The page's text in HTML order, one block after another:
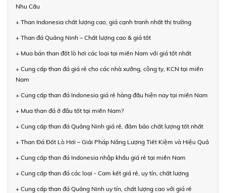
Nhu Cầu
+ Than Indonesia chất lượng cao, giá cạnh tranh nhất thị trường
+ Than đá Quảng Ninh – Chất lượng cao & giá tốt
+ Mua bán than đốt lò hơi các loại tại miền Nam với giá tốt nhất
+ Cung cấp than đá giá rẻ cho các nhà xưởng, công ty, KCN tại miền
Nam
+ Cung cấp than đá Indonesia giá rẻ hàng đầu hiện nay tại miền Nam
+ Mua than đá ở đâu tốt tại miền Nam?
+ Cung cấp than đá Quảng Ninh giá rẻ, đảm bảo chất lượng tốt nhất
+ Than Đá Đốt Lò Hơi – Giải Pháp Năng Lượng Tiết Kiệm và Hiệu Quả
+ Cung cấp than đá Indonesia nhập khẩu giá rẻ tại miền Nam
+ Cung cấp than đá các loại - Cam kết giá rẻ, uy tín, chất lượng
+ Cung cấp than đá Quảng Ninh uy tín, chất lượng cao với giá rẻ